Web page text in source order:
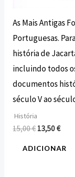
As Mais Antigas
Portuguesas.
história de
incluindo todos
documentos
século V ao
História
15,00€ 13,50€
ADICIONAR